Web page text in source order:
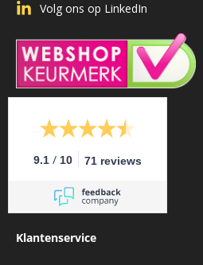
Volg ons op LinkedIn
9.1 / 10 71 reviews
Klantenservice